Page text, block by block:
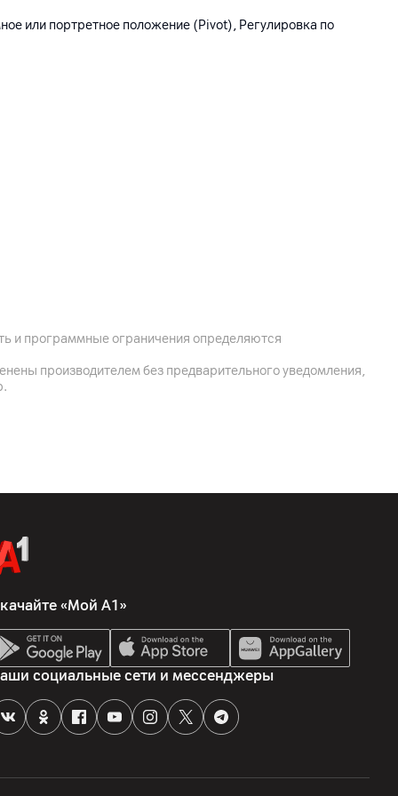
или портретное положение (Pivot), Регулировка по
Смолевичский район, Китайско-Белорусский
камень"
область, Смолевичский район, Китайско-
парк Великий камень
и программные ограничения определяются
производителем без предварительного уведомления,
«Мой А1»
социальные сети и мессенджеры